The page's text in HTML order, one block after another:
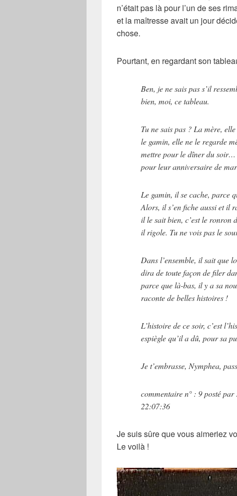
n’était pas là pour l’un de ses
et la maîtresse avait un jour
chose.
Pourtant, en regardant son
Ben, je ne sais pas s’il
bien, moi, ce tableau.
Tu ne sais pas ? La mère,
le gamin, elle ne le regarde
mettre pour le dîner du soir…
pour leur anniversaire de
Le gamin, il se cache, parce
Alors, il s’en fiche aussi et il
il le sait bien, c’est le ronron
il rigole. Tu ne vois pas le
Dans l’ensemble, il sait que
dira de toute façon de filer
parce que là-bas, il y a sa
raconte de belles histoires !
L’histoire de ce soir, c’est
espiègle qu’il a dû, pour sa
Je t’embrasse, Nymphea,
commentaire n° : 9 posté
22:07:36
Je suis sûre que vous aimeriez
Le voilà !